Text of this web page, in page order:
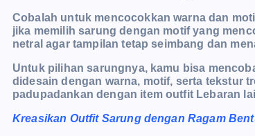
Cobalah untuk mencocokkan warna dan
jika memilih sarung dengan motif yang
netral agar tampilan tetap seimbang dan
Untuk pilihan sarungnya, kamu bisa
didesain dengan warna, motif, serta tekstur
padupadankan dengan item outfit Lebaran
Kreasikan Outfit Sarung dengan Ragam